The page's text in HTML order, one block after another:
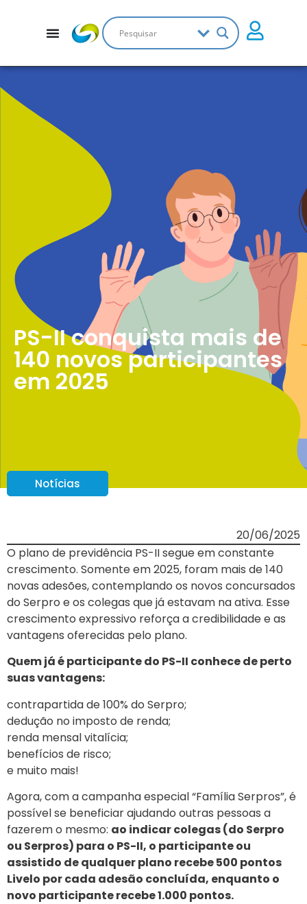
PS-II conquista mais de
140 novos participantes
em 2025
Notícias
20/06/2025
O plano de previdência PS-II segue em constante
crescimento. Somente em 2025, foram mais de 140
novas adesões, contemplando os novos concursados
do Serpro e os colegas que já estavam na ativa. Esse
crescimento expressivo reforça a credibilidade e as
vantagens oferecidas pelo plano.
Quem já é participante do PS-II conhece de perto
suas vantagens:
contrapartida de 100% do Serpro;
dedução no imposto de renda;
renda mensal vitalícia;
benefícios de risco;
e muito mais!
Agora, com a campanha especial “Família Serpros”, é
possível se beneficiar ajudando outras pessoas a
fazerem o mesmo: ao indicar colegas (do Serpro
ou Serpros) para o PS-II, o participante ou
assistido de qualquer plano recebe 500 pontos
Livelo por cada adesão concluída, enquanto o
novo participante recebe 1.000 pontos.